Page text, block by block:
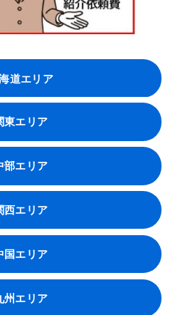
道エリア
東エリア
部エリア
西エリア
国エリア
州エリア